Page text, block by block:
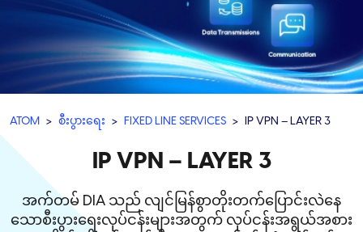
ATOM စီးပွားရေး FIXED LINE SERVICES IP VPN – LAYER 3
IP VPN – LAYER 3
အက်တမ် DIA သည် လျင်မြန်စွာတိုးတက်ပြောင်းလဲနေ
သောစီးပွားရေးလုပ်ငန်းများအတွက် လုပ်ငန်းအရွယ်အစား